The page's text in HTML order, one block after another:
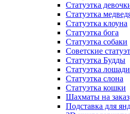
Статуэтка
Статуэтка
Статуэтка клоуна
Статуэтка бога
Статуэтка собаки
Советские
Статуэтка Будды
Статуэтка лошади
Статуэтка слона
Статуэтка кошки
Шахматы на заказ
Подставка для